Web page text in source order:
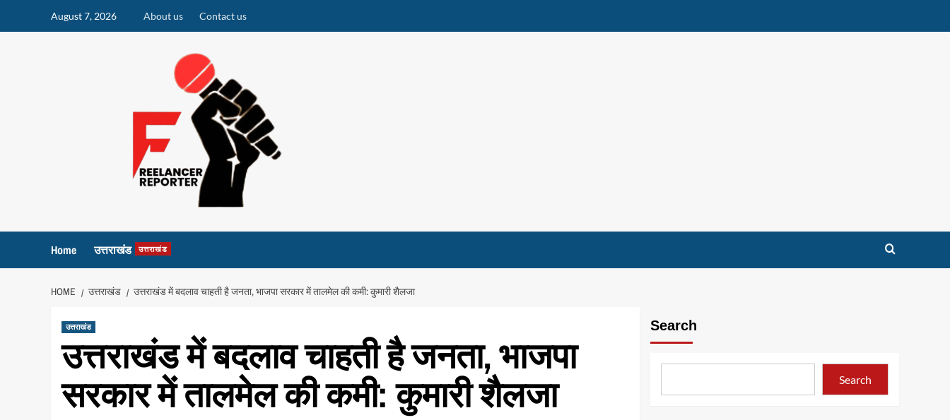
August 7, 2026 About us Contact us
Home उत्तराखंड उत्तराखंड
HOME उत्तराखंड उत्तराखंड में बदलाव चाहती है जनता, भाजपा सरकार में तालमेल की कमी: कुमारी शैलजा
उत्तराखंड
उत्तराखंड में बदलाव चाहती है जनता, भाजपा
सरकार में तालमेल की कमी: कुमारी शैलजा
Search
Search